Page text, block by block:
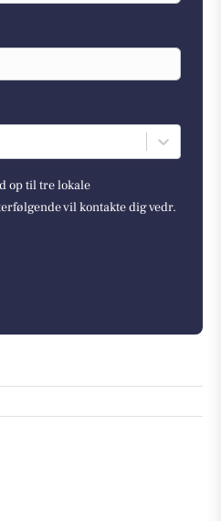
op til tre lokale
vil kontakte dig vedr.